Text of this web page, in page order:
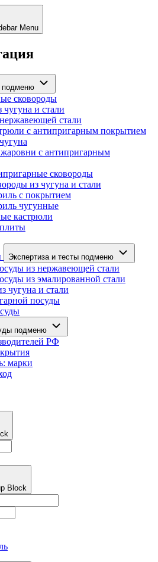
Menu
подменю
сковороды
и стали
стали
с антипригарным покрытием
с антипригарным
сковороды
из чугуна и стали
с покрытием
чугунные
кастрюли
Экспертиза и тесты подменю
из нержавеющей стали
из эмалированной стали
чугуна и стали
посуды
подменю
РФ
марки
Block